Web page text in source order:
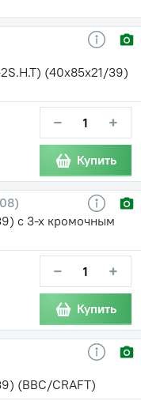
(40х85х21/39)
− +
Купить
с 3-х кромочным
− +
Купить
(BBC/CRAFT)